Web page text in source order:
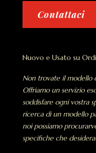
Contattaci
Nuovo e Usato su
Non trovate il modello
Offriamo un servizio
soddisfare ogni vostra
ricerca di un modello
noi possiamo
specifiche che